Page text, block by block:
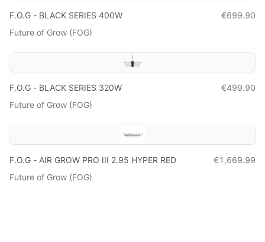
F.O.G - BLACK SERIES 400W
€699.90
Future of Grow (FOG)
F.O.G - BLACK SERIES 320W
€499.90
Future of Grow (FOG)
F.O.G - AIR GROW PRO III 2.95 HYPER RED
€1,669.99
Future of Grow (FOG)